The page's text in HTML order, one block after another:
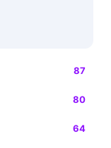
87
80
64